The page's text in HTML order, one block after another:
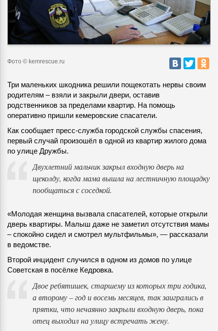
Фото © kemrescue.ru
Три маленьких шкодника решили пощекотать нервы своим
родителям – взяли и закрыли двери, оставив
родственников за пределами квартир. На помощь
оперативно пришли кемеровские спасатели.
Как сообщает пресс-служба городской службы спасения,
первый случай произошёл в одной из квартир жилого дома
по улице Дружбы.
Двухлетний мальчик закрыл входную дверь на
щеколду, когда мама вышла на лестничную площадку
пообщаться с соседкой.
«Молодая женщина вызвала спасателей, которые открыли
дверь квартиры. Малыш даже не заметил отсутствия мамы
– спокойно сидел и смотрел мультфильмы», — рассказали
в ведомстве.
Второй инцидент случился в одном из домов по улице
Советская в посёлке Кедровка.
Двое ребятишек, старшему из которых три годика,
а второму – год и восемь месяцев, так заигрались в
прятки, что нечаянно закрыли входную дверь, пока
отец выходил на улицу встречать жену.